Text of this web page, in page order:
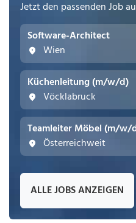
Jetzt den passenden Job
Software-Architect
Wien
Küchenleitung (m/w/d)
Vöcklabruck
Teamleiter Möbel (m/w/
Österreichweit
ALLE JOBS ANZEIGEN